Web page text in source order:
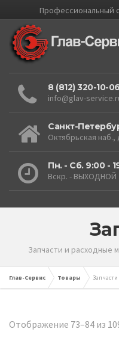
Профессиональный
8 (812) 320-10-06
info@glav-
Санкт-
Октябрьская наб.,
Пн. - Сб. 9:00 -
Вскр. - ВЫХОДНОЙ
Запчасти и расходные
Глав-Сервис Товары Запчасти
Отображение 73–84 из